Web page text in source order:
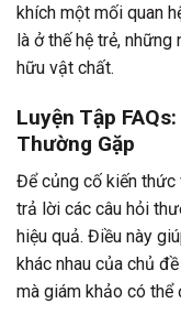
khích một mối quan
là ở thế hệ trẻ,
hữu vật chất.
Luyện Tập
Thường Gặp
Để củng cố kiến thức
trả lời các câu hỏi
hiệu quả. Điều này
khác nhau của chủ
mà giám khảo có thể